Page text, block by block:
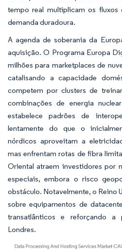
tempo real multiplicam os fluxos
demanda duradoura.
A agenda de soberania da
aquisição. O Programa Europa
milhões para marketplaces de
catalisando a capacidade
competem por clusters de
combinações de energia
estabelece padrões de
lentamente do que o
nórdicos aproveitam a
mas enfrentam rotas de fibra
Oriental atraem investidores por
especiais, embora o risco
obstáculo. Notavelmente, o Reino
sobre equipamentos de
transatlânticos e reforçando
Londres.